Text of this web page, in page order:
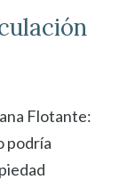
Flotante:
podría